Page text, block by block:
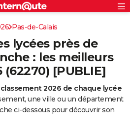
S'inscrire
Connexion
Pas-de-Calais
lycées près de
: les meilleurs
(62270) [PUBLIE]
classement 2026 de chaque lycée
une ville ou un département
ci-dessous pour découvrir son